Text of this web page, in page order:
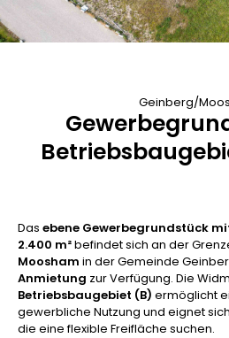
Geinberg/
Das ebene Gewerbegrundstück
2.400 m²befindet sich an der
Moosham in der Gemeinde
Anmietung zur Verfügung. Die
Betriebsbaugebiet (B) ermöglicht
gewerbliche Nutzung und eignet
die eine flexible Freifläche suchen.